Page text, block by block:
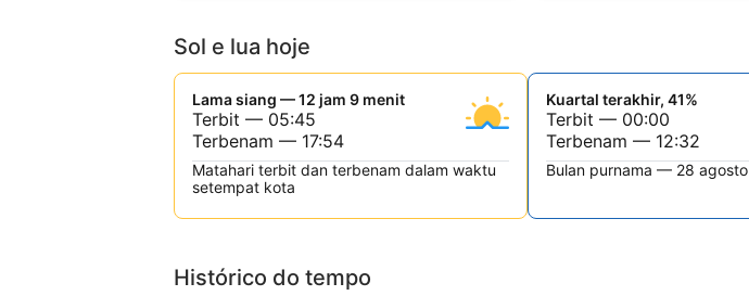
Sol e lua hoje
Lama siang — 12 jam 9 menit
Terbit — 05:45
Terbenam — 17:54
Matahari terbit dan terbenam dalam waktu
setempat kota
Kuartal terakhir, 41%
Terbit — 00:00
Terbenam — 12:32
Bulan purnama — 28 agosto
Histórico do tempo